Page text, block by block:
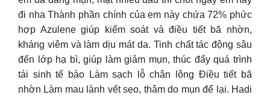
đi nha Thành phần chính của em này chứa 72% phức
hợp Azulene giúp kiểm soát và điều tiết bã nhờn,
kháng viêm và làm dịu mát da. Tinh chất tác động sâu
đến lớp hạ bì, giúp làm giảm mụn, thúc đẩy quá trình
tái sinh tế bào Làm sạch lỗ chân lông Điều tiết bã
nhờn Làm mau lành vết sẹo, thâm do mụn để lại. Hadi